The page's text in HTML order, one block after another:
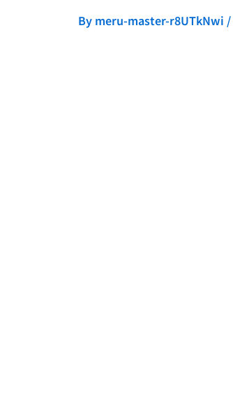
By meru-master-r8UTkNwi /